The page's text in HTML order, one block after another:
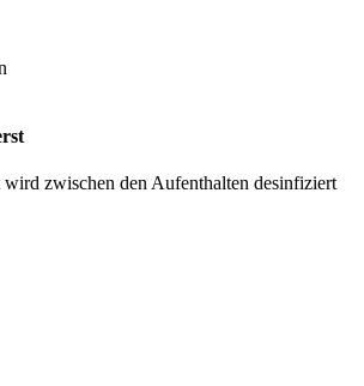
zwischen den Aufenthalten desinfiziert